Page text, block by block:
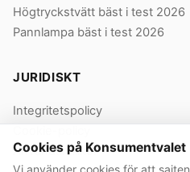
Högtryckstvätt bäst i test 2026
Pannlampa bäst i test 2026
JURIDISKT
Integritetspolicy
Användarvillkor
Cookies på Konsumentvalet
Vi använder cookies för att